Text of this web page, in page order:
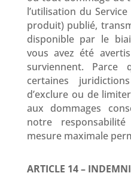
l’utilisation du
produit) publié,
disponible par le
vous avez été
surviennent. Parce
certaines
d’exclure ou de
aux dommages
notre
mesure maximale
ARTICLE 14 –